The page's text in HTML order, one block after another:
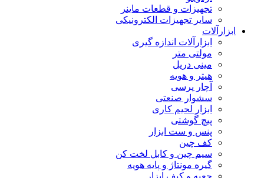
تجهیزات و قطعات ماینر
سایر تجهیزات الکترونیکی
ابزارآلات
ابزارآلات اندازه گیری
مولتی متر
مینی دریل
هیتر و هویه
آچار پرسی
سشوار صنعتی
ابزار لحیم کاری
پیچ گوشتی
پنس و ست ابزار
کف چین
سیم چین و کابل لخت کن
گیره مونتاژ و پایه هویه
جعبه و کیف ابزار